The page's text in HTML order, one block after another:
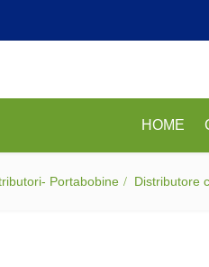
HOME
Portabobine Distributore